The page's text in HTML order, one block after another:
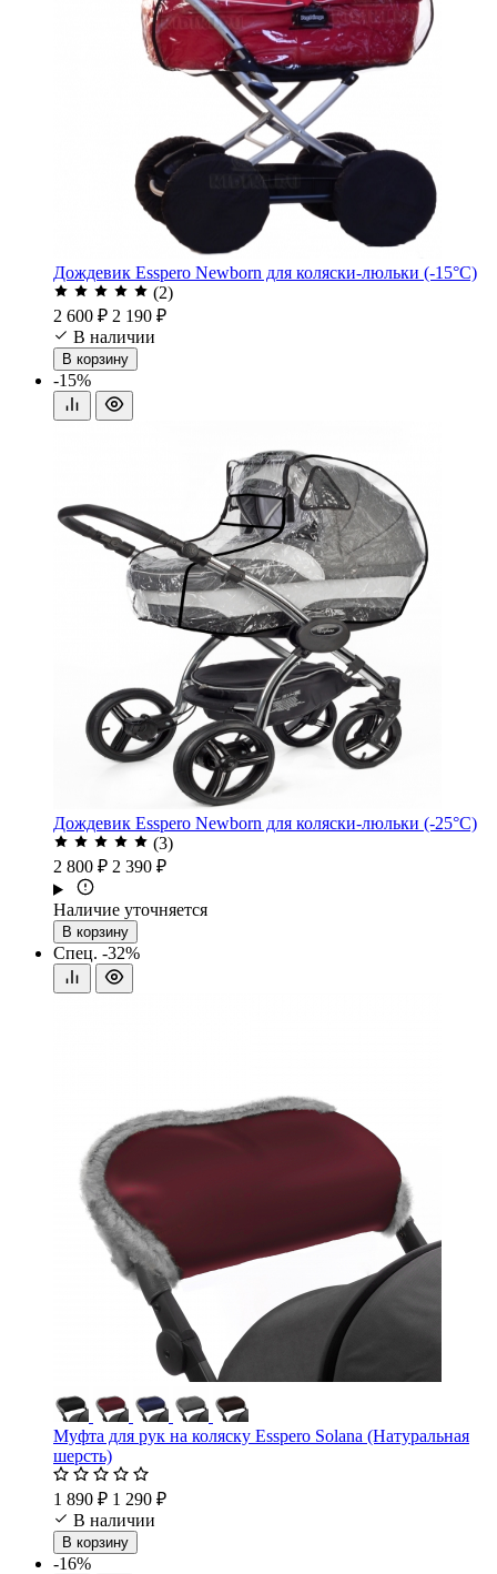
Дождевик Esspero Newborn для коляски-люльки (-15°С)
(2)
2 600 ₽ 2 190 ₽
В наличии
В корзину
-15%
Дождевик Esspero Newborn для коляски-люльки (-25°С)
(3)
2 800 ₽ 2 390 ₽
Наличие уточняется
В корзину
Спец. -32%
Муфта для рук на коляску Esspero Solana (Натуральная
шерсть)
1 890 ₽ 1 290 ₽
В наличии
В корзину
-16%